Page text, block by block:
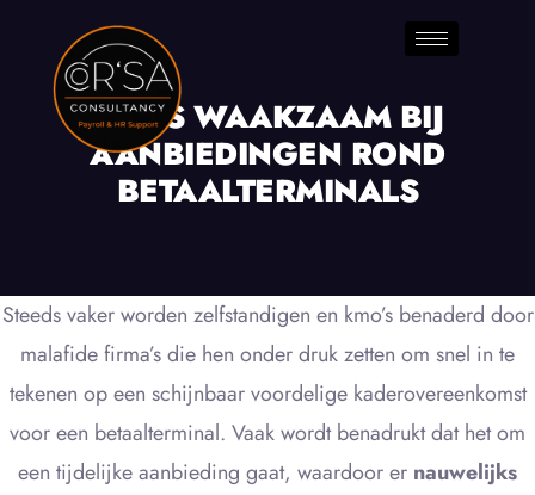
WEES WAAKZAAM BIJ
AANBIEDINGEN ROND
BETAALTERMINALS
Steeds vaker worden zelfstandigen en kmo’s benaderd door
malafide firma’s die hen onder druk zetten om snel in te
tekenen op een schijnbaar voordelige kaderovereenkomst
voor een betaalterminal. Vaak wordt benadrukt dat het om
een tijdelijke aanbieding gaat, waardoor er nauwelijks